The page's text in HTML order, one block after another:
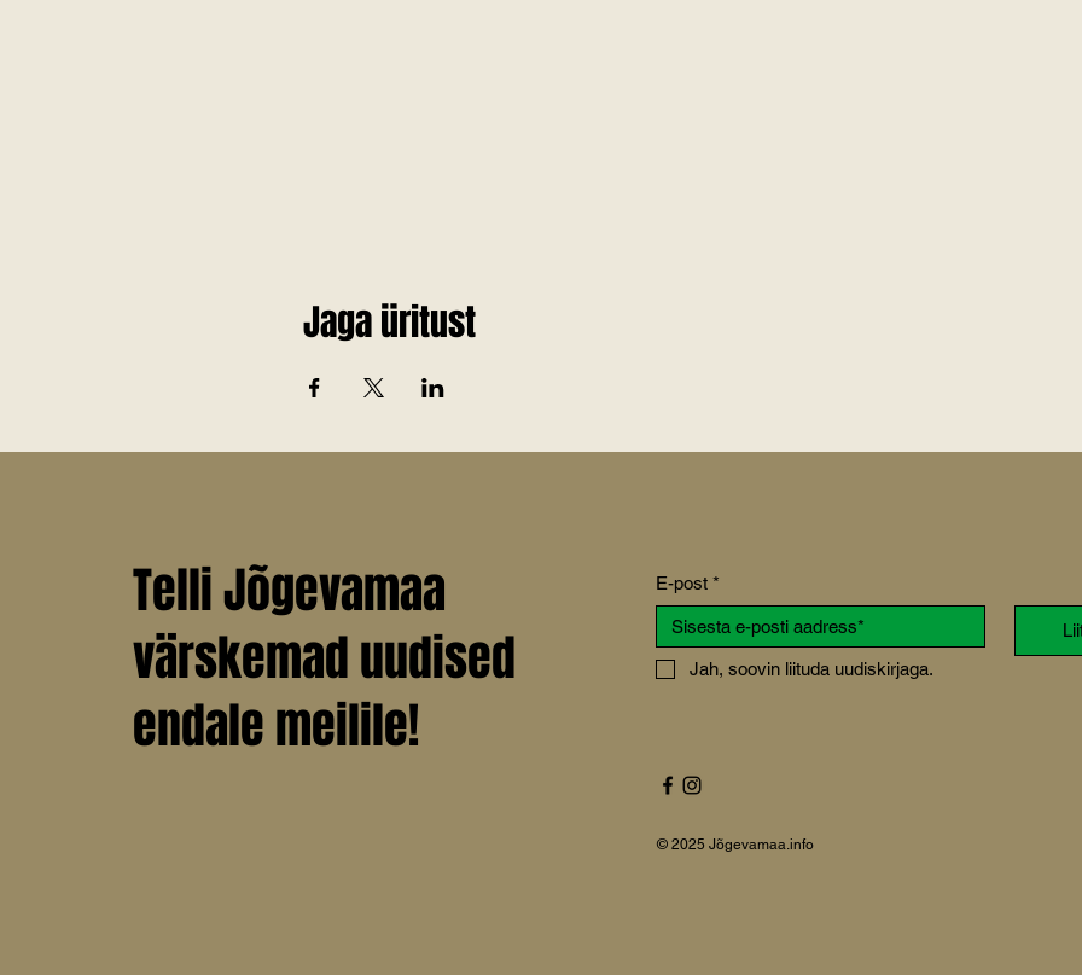
Jaga üritust
Telli Jõgevamaa
värskemad uudised
endale meilile!
E-post *
Jah, soovin liituda uudiskirjaga.
© 2025 Jõgevamaa.info